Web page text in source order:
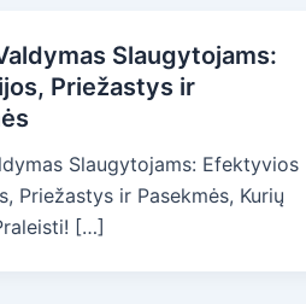
Slaugytojams:
Priežastys ir
Slaugytojams: Efektyvios
Priežastys ir Pasekmės, Kurių
[…]